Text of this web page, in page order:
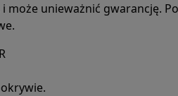
może unieważnić gwarancję.